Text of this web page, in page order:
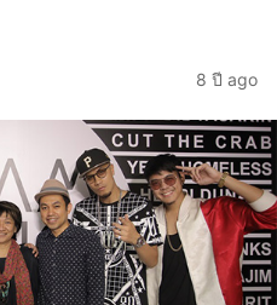
8 ปี ago